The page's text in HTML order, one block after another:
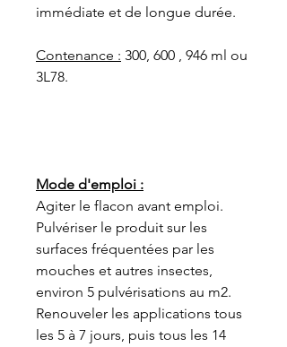
immédiate et de longue durée.
Contenance : 300, 600 , 946 ml ou
3L78.
Mode d'emploi :
Agiter le flacon avant emploi.
Pulvériser le produit sur les
surfaces fréquentées par les
mouches et autres insectes,
environ 5 pulvérisations au m2.
Renouveler les applications tous
les 5 à 7 jours, puis tous les 14